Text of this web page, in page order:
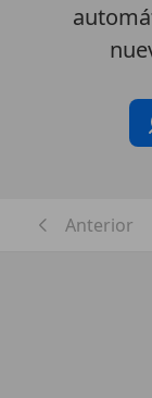
Anterior